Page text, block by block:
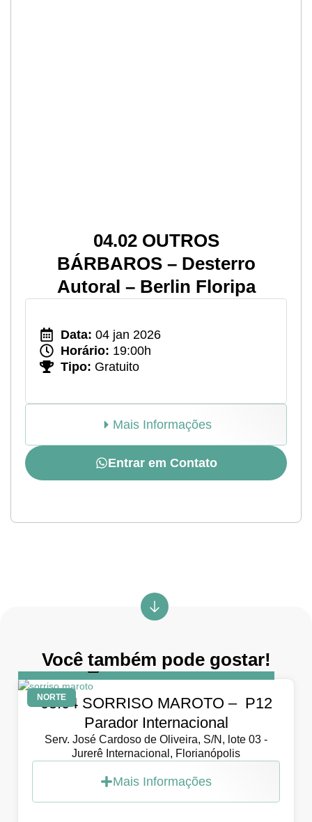
04.02 OUTROS
BÁRBAROS – Desterro
Autoral – Berlin Floripa
Data: 04 jan 2026
Horário: 19:00h
Tipo: Gratuito
Mais Informações
Entrar em Contato
Você também pode gostar!
NORTE
DIA5 de abril de 2026
05.04 SORRISO MAROTO – P12
Parador Internacional
Serv. José Cardoso de Oliveira, S/N, lote 03 -
Jurerê Internacional, Florianópolis
Mais Informações